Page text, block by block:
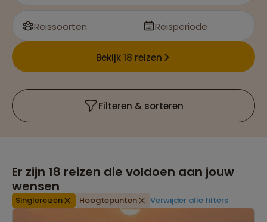
Reissoorten Reisperiode
Bekijk 18 reizen
Filteren & sorteren
Er zijn 18 reizen die voldoen aan jouw
wensen
Singlereizen Hoogtepunten Verwijder alle filters